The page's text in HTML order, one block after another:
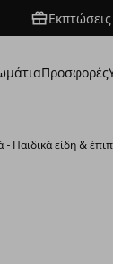
Προσφορές
- Παιδικά είδη &